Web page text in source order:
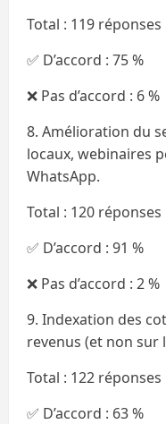
Total : 119 réponses
✅ D’accord : 75 %
❌ Pas d’accord : 6 %
8. Amélioration du
locaux, webinaires
WhatsApp.
Total : 120 réponses
✅ D’accord : 91 %
❌ Pas d’accord : 2 %
9. Indexation des
revenus (et non sur
Total : 122 réponses
✅ D’accord : 63 %